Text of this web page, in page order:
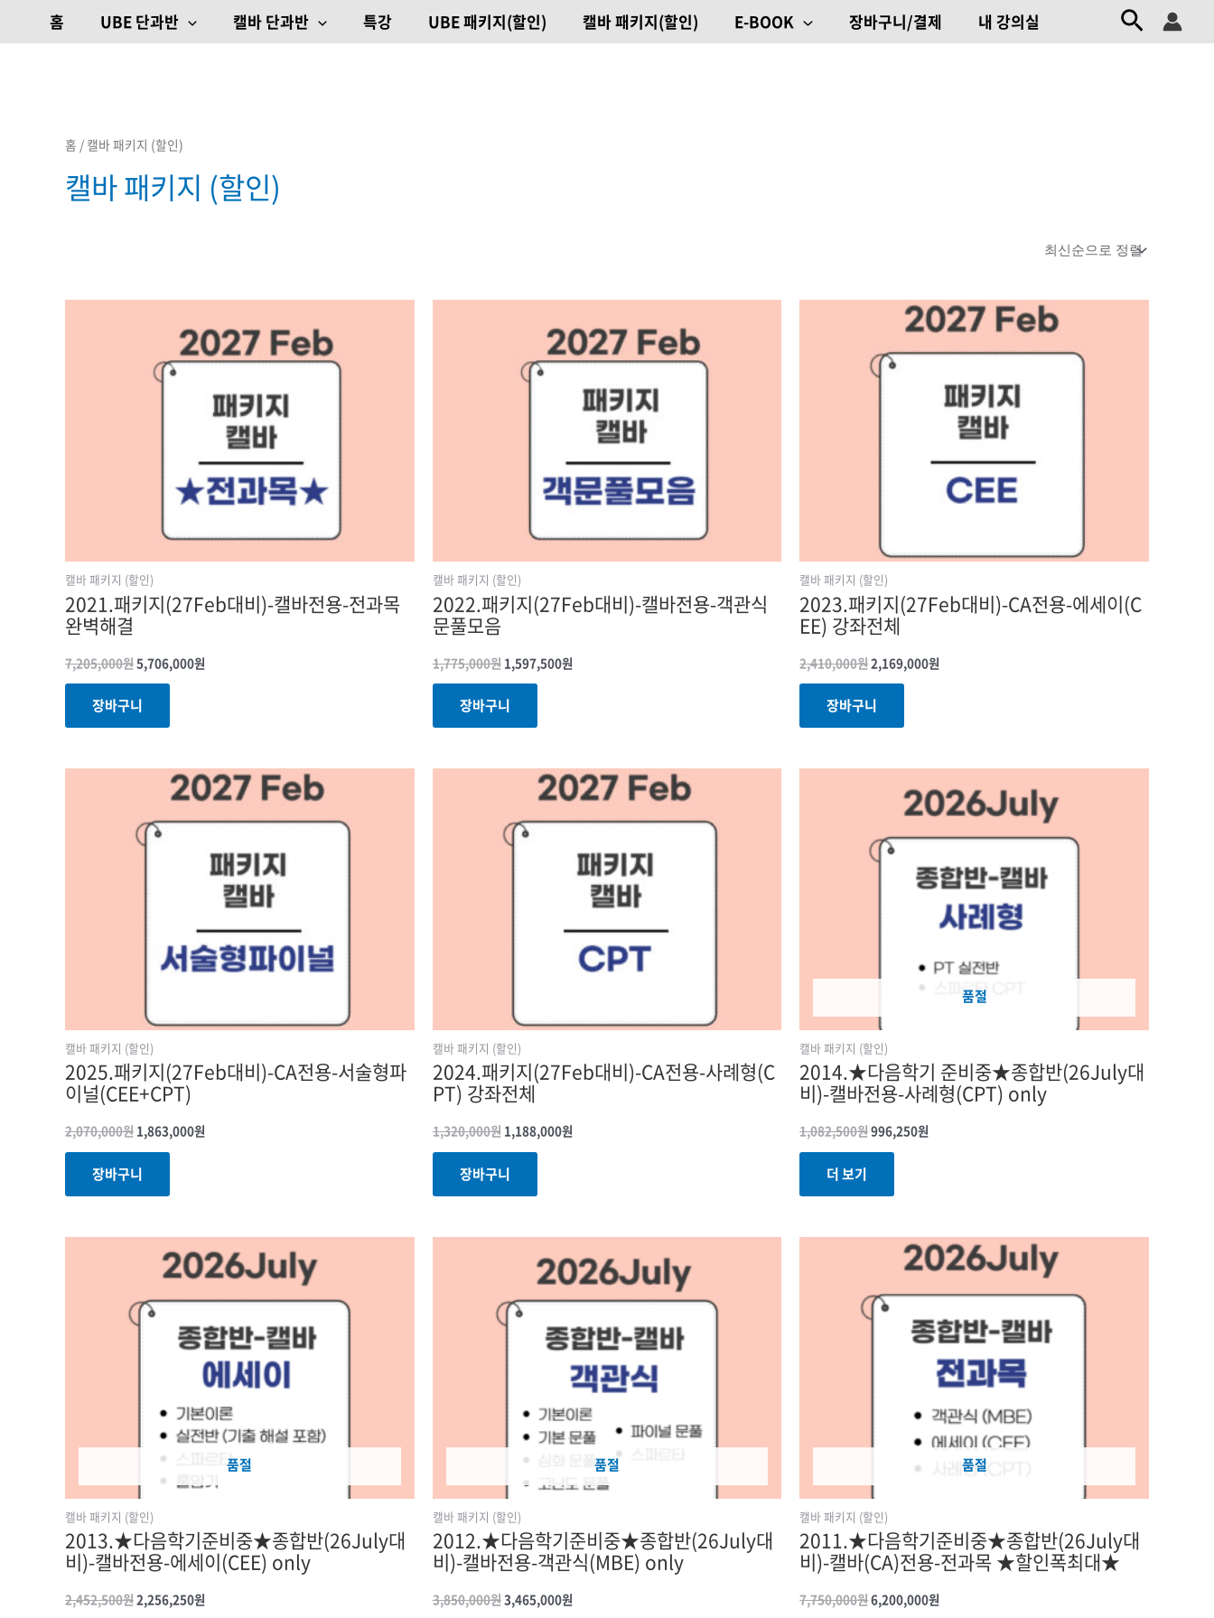
홈 UBE 단과반 캘바 단과반 특강 UBE 패키지(할인) 캘바 패키지(할인) E-BOOK 장바구니/결제 내 강의실 검색
홈 / 캘바 패키지 (할인)
캘바 패키지 (할인)
캘바 패키지 (할인)
2021.패키지(27Feb대비)-캘바전용-전과목
완벽해결
7,205,000원
7,205,000원.
5,706,000원
5,706,000원.
장바구니
캘바 패키지 (할인)
2022.패키지(27Feb대비)-캘바전용-객관식
문풀모음
1,775,000원
1,775,000원.
1,597,500원
1,597,500원.
장바구니
캘바 패키지 (할인)
2023.패키지(27Feb대비)-CA전용-에세이(C
EE) 강좌전체
2,410,000원
2,410,000원.
2,169,000원
현재
가격:
2,169,000원.
장바구니
캘바 패키지 (할인)
2025.패키지(27Feb대비)-CA전용-서술형파
이널(CEE+CPT)
2,070,000원
원래
2,070,000원.
1,863,000원
현재
가격:
1,863,000원.
장바구니
캘바 패키지 (할인)
2024.패키지(27Feb대비)-CA전용-사례형(C
PT) 강좌전체
1,320,000원
원래
1,320,000원.
1,188,000원
현재
가격:
1,188,000원.
장바구니
품절
캘바 패키지 (할인)
2014.★다음학기 준비중★종합반(26July대
비)-캘바전용-사례형(CPT) only
1,082,500원
원래
1,082,500원.
996,250원
현재
가격:
996,250원.
더 보기
품절
캘바 패키지 (할인)
2013.★다음학기준비중★종합반(26July대
비)-캘바전용-에세이(CEE) only
2,452,500원
원래
2,452,500원.
2,256,250원
현재
가격:
2,256,250원.
품절
캘바 패키지 (할인)
2012.★다음학기준비중★종합반(26July대
비)-캘바전용-객관식(MBE) only
3,850,000원
원래
3,850,000원.
3,465,000원
현재
가격:
3,465,000원.
품절
캘바 패키지 (할인)
2011.★다음학기준비중★종합반(26July대
비)-캘바(CA)전용-전과목 ★할인폭최대★
7,750,000원
원래
7,750,000원.
6,200,000원
현재
가격:
6,200,000원.